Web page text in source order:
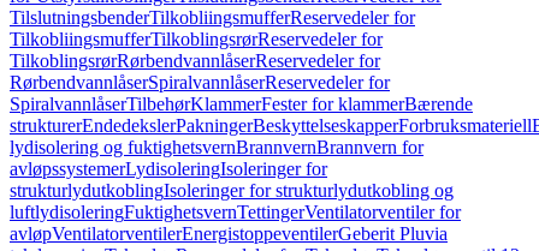
TilslutningsbenderTilkobliingsmufferReservedeler for
TilkobliingsmufferTilkoblingsrørReservedeler for
TilkoblingsrørRørbendvannlåserReservedeler for
RørbendvannlåserSpiralvannlåserReservedeler for
SpiralvannlåserTilbehørKlammerFester for klammerBærende
strukturerEndedekslerPakningerBeskyttelseskapperForbruksmateriell
lydisolering og fuktighetsvernBrannvernBrannvern for
avløpssystemerLydisoleringIsoleringer for
strukturlydutkoblingIsoleringer for strukturlydutkobling og
luftlydisoleringFuktighetsvernTettingerVentilatorventiler for
avløpVentilatorventilerEnergistoppeventilerGeberit Pluvia